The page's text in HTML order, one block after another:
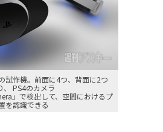
試作機。前面に4つ、背面に2つ
、 PS4のカメラ
」で検出して、空間におけるプ
を認識できる